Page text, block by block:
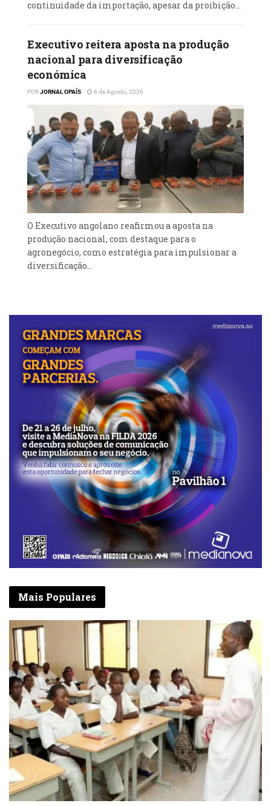
O engenheiro, que actua na região do canal
de irrigação do Cafu, na província do Cunene,
produz adubo orgânico, a partir do que
considera como lixo, que inclui resto de
colheita, excluindo apenas metal e vidro.
continuidade da importação, apesar da proibição...
Executivo reitera aposta na produção
nacional para diversificação
económica
PORJORNAL OPAÍS 6 de Agosto, 2026
O Executivo angolano reafirmou a aposta na
produção nacional, com destaque para o
agronegócio, como estratégia para impulsionar a
diversificação...
Mais Populares